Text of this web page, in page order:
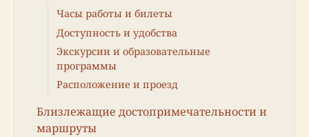
Часы работы и билеты
Доступность и удобства
Экскурсии и образовательные
программы
Расположение и проезд
Близлежащие достопримечательности и
маршруты